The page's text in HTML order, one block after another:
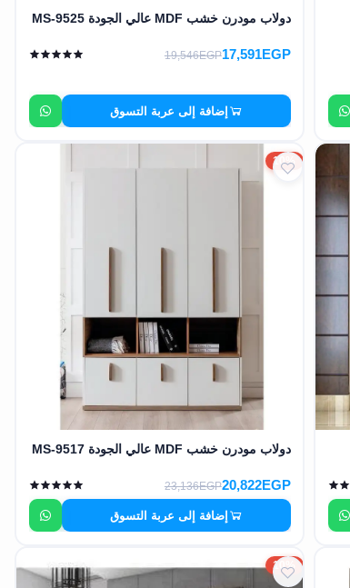
دولاب مودرن خشب MDF عالي الجودة MS-9525
17,591EGP
19,546EGP
إضافة إلى عربة التسوق
10%
دولاب مودرن خشب MDF عالي الجودة MS-9517
20,822EGP
23,136EGP
إضافة إلى عربة التسوق
10%